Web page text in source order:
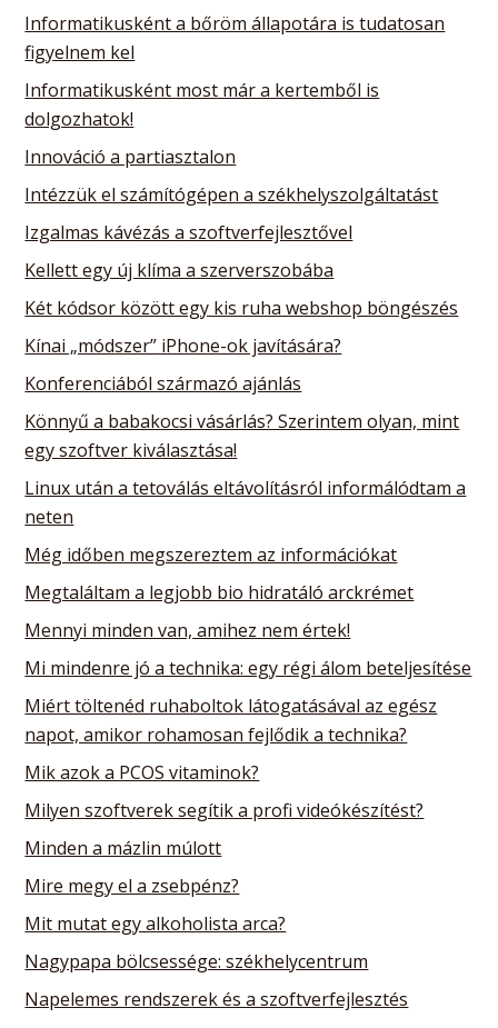
Informatikusként a bőröm állapotára is tudatosan
figyelnem kel
Informatikusként most már a kertemből is
dolgozhatok!
Innováció a partiasztalon
Intézzük el számítógépen a székhelyszolgáltatást
Izgalmas kávézás a szoftverfejlesztővel
Kellett egy új klíma a szerverszobába
Két kódsor között egy kis ruha webshop böngészés
Kínai „módszer” iPhone-ok javítására?
Konferenciából származó ajánlás
Könnyű a babakocsi vásárlás? Szerintem olyan, mint
egy szoftver kiválasztása!
Linux után a tetoválás eltávolításról informálódtam a
neten
Még időben megszereztem az információkat
Megtaláltam a legjobb bio hidratáló arckrémet
Mennyi minden van, amihez nem értek!
Mi mindenre jó a technika: egy régi álom beteljesítése
Miért töltenéd ruhaboltok látogatásával az egész
napot, amikor rohamosan fejlődik a technika?
Mik azok a PCOS vitaminok?
Milyen szoftverek segítik a profi videókészítést?
Minden a mázlin múlott
Mire megy el a zsebpénz?
Mit mutat egy alkoholista arca?
Nagypapa bölcsessége: székhelycentrum
Napelemes rendszerek és a szoftverfejlesztés